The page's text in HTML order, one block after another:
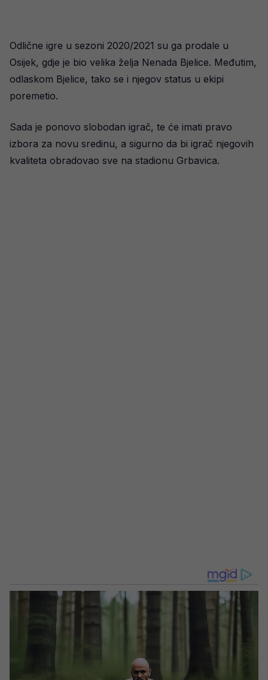
Odlične igre u sezoni 2020/2021 su ga prodale u
Osijek, gdje je bio velika želja Nenada Bjelice. Međutim,
odlaskom Bjelice, tako se i njegov status u ekipi
poremetio.
Sada je ponovo slobodan igrač, te će imati pravo
izbora za novu sredinu, a sigurno da bi igrač njegovih
kvaliteta obradovao sve na stadionu Grbavica.